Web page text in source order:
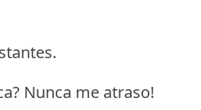
Nunca me atraso!